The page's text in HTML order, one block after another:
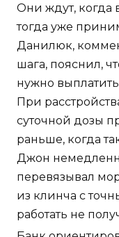
Они ждут, когда
тогда уже
Данилюк,
шага, пояснил,
нужно
При
суточной дозы
раньше, когда
Джон
перевязывал
из клинча с
работать не